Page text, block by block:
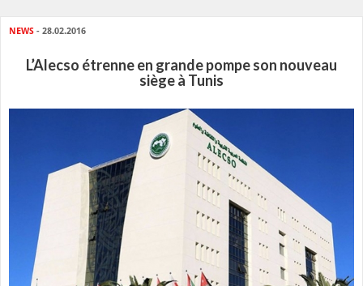
NEWS - 28.02.2016
L’Alecso étrenne en grande pompe son nouveau
siège à Tunis